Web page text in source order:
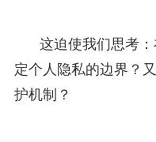
这迫使我们思考
定个人隐私的边界？
护机制？